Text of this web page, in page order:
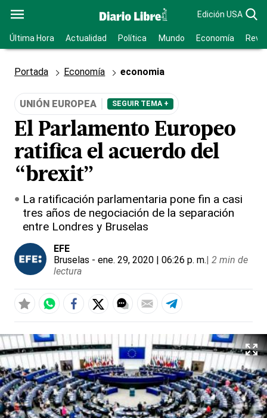
Edición USA
Última Hora Actualidad Política Mundo Economía
Portada Economía economia
UNIÓN EUROPEA SEGUIR TEMA +
El Parlamento Europeo
ratifica el acuerdo del
“brexit”
La ratificación parlamentaria pone fin a casi
tres años de negociación de la separación
entre Londres y Bruselas
EFE
Bruselas - ene. 29, 2020 | 06:26 p. m.| 2 min de
lectura